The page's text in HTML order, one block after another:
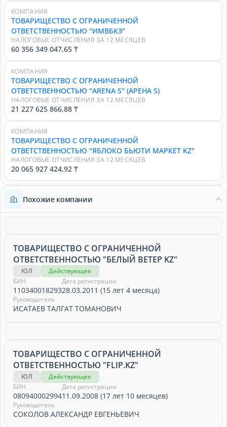
КОМПАНИЯ
ТОВАРИЩЕСТВО С ОГРАНИЧЕННОЙ
ОТВЕТСТВЕННОСТЬЮ "ИМВБКЗ"
НАЛОГОВЫЕ ОТЧИСЛЕНИЯ ЗА 12 МЕСЯЦЕВ
60 356 349 047,65 ₸
КОМПАНИЯ
ТОВАРИЩЕСТВО С ОГРАНИЧЕННОЙ
ОТВЕТСТВЕННОСТЬЮ "ARENA S" (АРЕНА S)
НАЛОГОВЫЕ ОТЧИСЛЕНИЯ ЗА 12 МЕСЯЦЕВ
21 227 625 866,88 ₸
КОМПАНИЯ
ТОВАРИЩЕСТВО С ОГРАНИЧЕННОЙ
ОТВЕТСТВЕННОСТЬЮ "ЯБЛОКО БЬЮТИ МАРКЕТ KZ"
НАЛОГОВЫЕ ОТЧИСЛЕНИЯ ЗА 12 МЕСЯЦЕВ
20 065 927 424,92 ₸
Похожие компании
ТОВАРИЩЕСТВО С ОГРАНИЧЕННОЙ
ОТВЕТСТВЕННОСТЬЮ "БЕЛЫЙ ВЕТЕР KZ"
ЮЛ
Действующее
БИН
110340018293
Дата регистрации
28.03.2011 (15 лет 4 месяца)
Руководитель
ИСАТАЕВ ТАЛГАТ ТОМАНОВИЧ
ТОВАРИЩЕСТВО С ОГРАНИЧЕННОЙ
ОТВЕТСТВЕННОСТЬЮ "FLIP.KZ"
ЮЛ
Действующее
БИН
080940002994
Дата регистрации
11.09.2008 (17 лет 10 месяцев)
Руководитель
СОКОЛОВ АЛЕКСАНДР ЕВГЕНЬЕВИЧ